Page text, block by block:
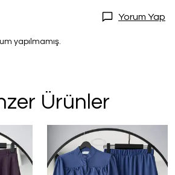
Yorum Yap
yapılmamış.
Ürünler